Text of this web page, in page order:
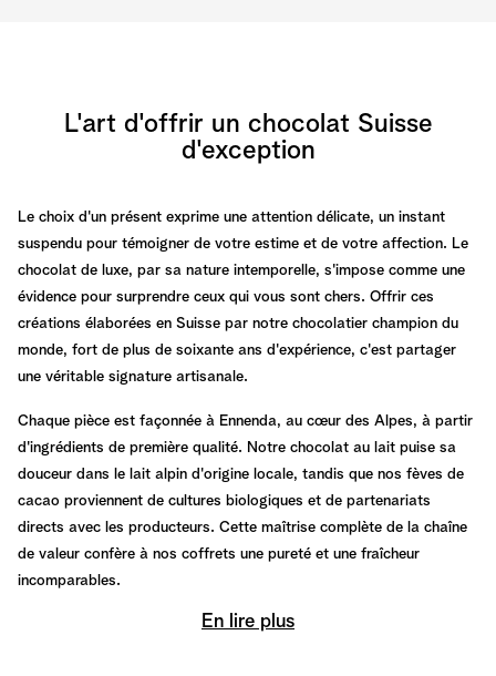
L'art d'offrir un chocolat Suisse
d'exception
Le choix d'un présent exprime une attention délicate, un instant
suspendu pour témoigner de votre estime et de votre affection. Le
chocolat de luxe, par sa nature intemporelle, s'impose comme une
évidence pour surprendre ceux qui vous sont chers. Offrir ces
créations élaborées en Suisse par notre chocolatier champion du
monde, fort de plus de soixante ans d'expérience, c'est partager
une véritable signature artisanale.
Chaque pièce est façonnée à Ennenda, au cœur des Alpes, à partir
d'ingrédients de première qualité. Notre chocolat au lait puise sa
douceur dans le lait alpin d'origine locale, tandis que nos fèves de
cacao proviennent de cultures biologiques et de partenariats
directs avec les producteurs. Cette maîtrise complète de la chaîne
de valeur confère à nos coffrets une pureté et une fraîcheur
incomparables.
En lire plus